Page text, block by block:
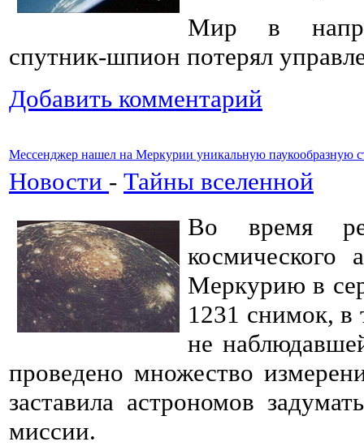
Мир в
спутник-шпион потерял
Добавить комментарий
Мессенджер нашел на Меркурии уникальную паукообразную
Новости - Тайны вселенной
Во время
космического
Меркурию в
1231 снимок, в
не
проведено множество
заставила астрономов
миссии.